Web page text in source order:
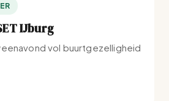
IJburg
vol buurtgezelligheid